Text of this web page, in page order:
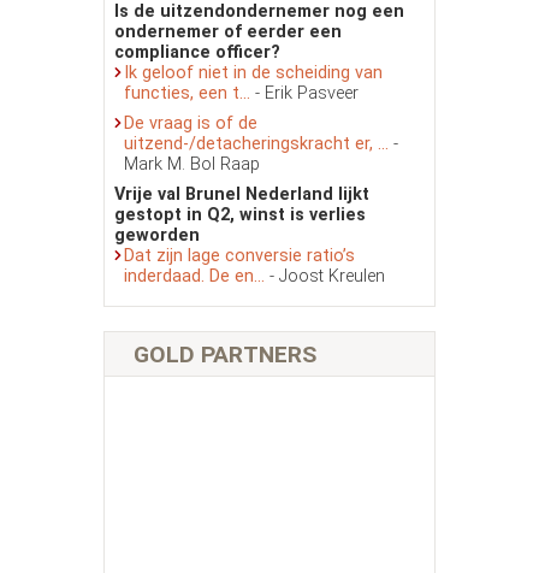
Is de uitzendondernemer nog een
ondernemer of eerder een
compliance officer?
Ik geloof niet in de scheiding van
functies, een t... - Erik Pasveer
De vraag is of de
uitzend-/detacheringskracht er, ... -
Mark M. Bol Raap
Vrije val Brunel Nederland lijkt
gestopt in Q2, winst is verlies
geworden
Dat zijn lage conversie ratio’s
inderdaad. De en... - Joost Kreulen
GOLD PARTNERS